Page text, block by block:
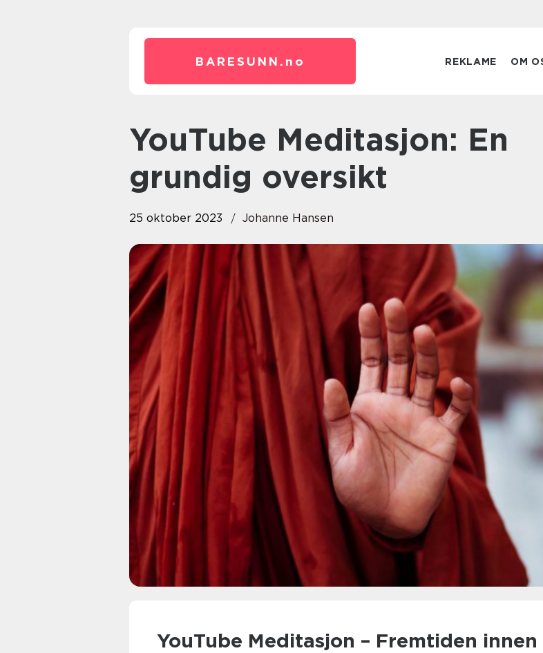
BARESUNN. no REKLAME OM
YouTube Meditasjon: En
grundig oversikt
25 oktober 2023 Johanne Hansen
YouTube Meditasjon – Fremtiden innen